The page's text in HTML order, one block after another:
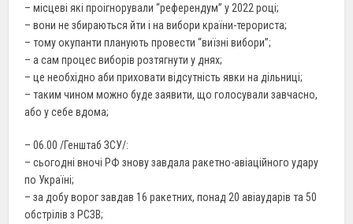
– місцеві які проігнорували “референдум” у 2022 році;
– вони не збираються йти і на вибори країни-терориста;
– тому окупанти планують провести “виїзні вибори”;
– а сам процес виборів розтягнути у днях;
– це необхідно аби приховати відсутність явки на дільниці;
– таким чином можно буде заявити, що голосували завчасно,
або у себе вдома;
– 06.00 /Генштаб ЗСУ/:
– сьогодні вночі РФ знову завдала ракетно-авіаційного удару
по Україні;
– за добу ворог завдав 16 ракетних, понад 20 авіаударів та 50
обстрілів з РСЗВ;